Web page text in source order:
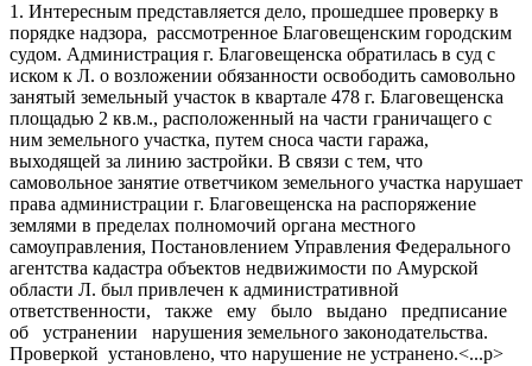
1. Интересным представляется дело, прошедшее проверку в
порядке надзора, рассмотренное Благовещенским городским
судом. Администрация г. Благовещенска обратилась в суд с
иском к Л. о возложении обязанности освободить самовольно
занятый земельный участок в квартале 478 г. Благовещенска
площадью 2 кв.м., расположенный на части граничащего с
ним земельного участка, путем сноса части гаража,
выходящей за линию застройки. В связи с тем, что
самовольное занятие ответчиком земельного участка нарушает
права администрации г. Благовещенска на распоряжение
землями в пределах полномочий органа местного
самоуправления, Постановлением Управления Федерального
агентства кадастра объектов недвижимости по Амурской
области Л. был привлечен к административной
ответственности, также ему было выдано предписание
об устранении нарушения земельного законодательства.
Проверкой установлено, что нарушение не устранено.<...p>